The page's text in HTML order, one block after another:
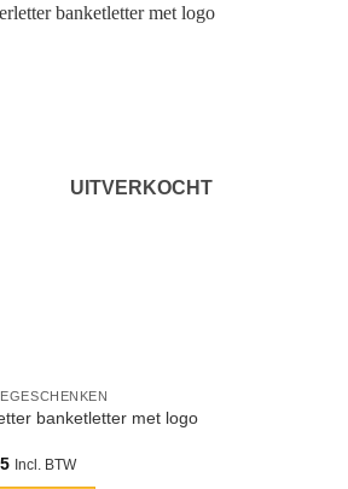
UITVERKOCHT
banketletter met logo
Incl. BTW